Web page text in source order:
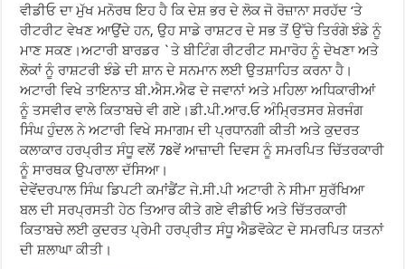
ਵੀਡੀਓ ਦਾ ਮੁੱਖ ਮਨੋਰਥ ਇਹ ਹੈ ਕਿ ਦੇਸ਼ ਭਰ ਦੇ ਲੋਕ ਜੋ ਰੋਜ਼ਾਨਾ ਸਰਹੱਦ ‘ਤੇ
ਰੀਟਰੀਟ ਵੇਖਣ ਆਉਂਦੇ ਹਨ, ਉਹ ਸਾਡੇ ਰਾਸ਼ਟਰ ਦੇ ਸਭ ਤੋਂ ਉੱਚੇ ਤਿਰੰਗੇ ਝੰਡੇ ਨੂੰ
ਮਾਣ ਸਕਣ।ਅਟਾਰੀ ਬਾਰਡਰ `ਤੇ ਬੀਟਿੰਗ ਰੀਟਰੀਟ ਸਮਾਰੋਹ ਨੂੰ ਦੇਖਣਾ ਅਤੇ
ਲੋਕਾਂ ਨੂੰ ਰਾਸ਼ਟਰੀ ਝੰਡੇ ਦੀ ਸ਼ਾਨ ਦੇ ਸਨਮਾਨ ਲਈ ਉਤਸ਼ਾਹਿਤ ਕਰਨਾ ਹੈ।
ਅਟਾਰੀ ਵਿਖੇ ਤਾਇਨਾਤ ਬੀ.ਐਸ.ਐਫ ਦੇ ਜਵਾਨਾਂ ਅਤੇ ਮਹਿਲਾ ਅਧਿਕਾਰੀਆਂ
ਨੂੰ ਤਸਵੀਰ ਵਾਲੇ ਕਿਤਾਬਚੇ ਵੀ ਗਏ।ਡੀ.ਪੀ.ਆਰ.ਓ ਅੰਮ੍ਰਿਤਸਰ ਸ਼ੇਰਜੰਗ
ਸਿੰਘ ਹੁੰਦਲ ਨੇ ਅਟਾਰੀ ਵਿਖੇ ਸਮਾਗਮ ਦੀ ਪ੍ਰਧਾਨਗੀ ਕੀਤੀ ਅਤੇ ਕੁਦਰਤ
ਕਲਾਕਾਰ ਹਰਪ੍ਰੀਤ ਸੰਧੂ ਵਲੋਂ 78ਵੇਂ ਆਜ਼ਾਦੀ ਦਿਵਸ ਨੂੰ ਸਮਰਪਿਤ ਚਿੱਤਰਕਾਰੀ
ਨੂੰ ਸਾਰਥਕ ਉਪਰਾਲਾ ਦੱਸਿਆ।
ਦੇਵੇਂਦਰਪਾਲ ਸਿੰਘ ਡਿਪਟੀ ਕਮਾਂਡੈਂਟ ਜੇ.ਸੀ.ਪੀ ਅਟਾਰੀ ਨੇ ਸੀਮਾ ਸੁਰੱਖਿਆ
ਬਲ ਦੀ ਸਰਪ੍ਰਸਤੀ ਹੇਠ ਤਿਆਰ ਕੀਤੇ ਗਏ ਵੀਡੀਓ ਅਤੇ ਚਿੱਤਰਕਾਰੀ
ਕਿਤਾਬਚੇ ਲਈ ਕੁਦਰਤ ਪ੍ਰੇਮੀ ਹਰਪ੍ਰੀਤ ਸੰਧੂ ਐਡਵੋਕੇਟ ਦੇ ਸਮਰਪਿਤ ਯਤਨਾਂ
ਦੀ ਸ਼ਲਾਘਾ ਕੀਤੀ।